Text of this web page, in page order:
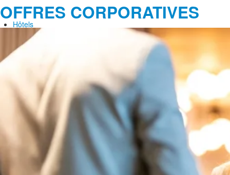
Hôtels
Holiday Inn Express & Suites Tremblant
Sommet des Neiges
Tour des Voyageurs I
Tour des Voyageurs II
Offres
Nos avantages
OFFRES CORPORATIVES